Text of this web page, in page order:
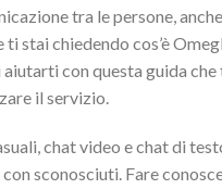
tra le persone,
ti stai chiedendo cos’è
aiutarti con questa guida
il servizio.
chat video e chat di
sconosciuti. Fare